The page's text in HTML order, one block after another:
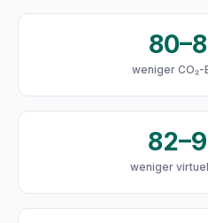
weniger CO₂-
weniger